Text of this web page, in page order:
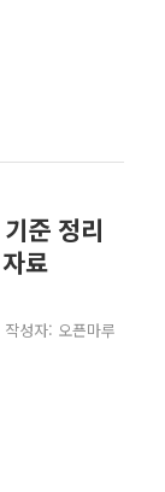
준 정리
료
작성자: 오픈마루